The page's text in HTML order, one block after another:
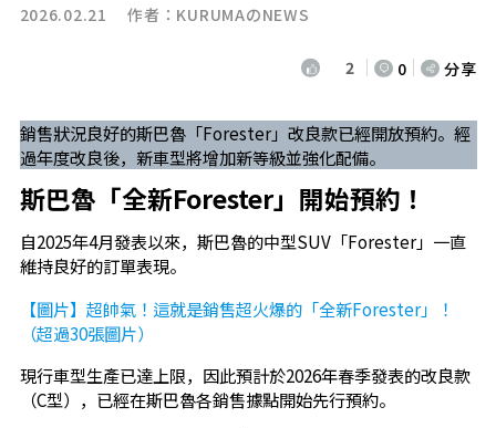
2026.02.21 作者： KURUMAのNEWS
2 0 分享
銷售狀況良好的斯巴魯「Forester」改良款已經開放預約。經
過年度改良後，新車型將增加新等級並強化配備。
斯巴魯「全新Forester」開始預約！
自2025年4月發表以來，斯巴魯的中型SUV「Forester」一直
維持良好的訂單表現。
【圖片】超帥氣！這就是銷售超火爆的「全新Forester」！
（超過30張圖片）
現行車型生產已達上限，因此預計於2026年春季發表的改良款
（C型），已經在斯巴魯各銷售據點開始先行預約。